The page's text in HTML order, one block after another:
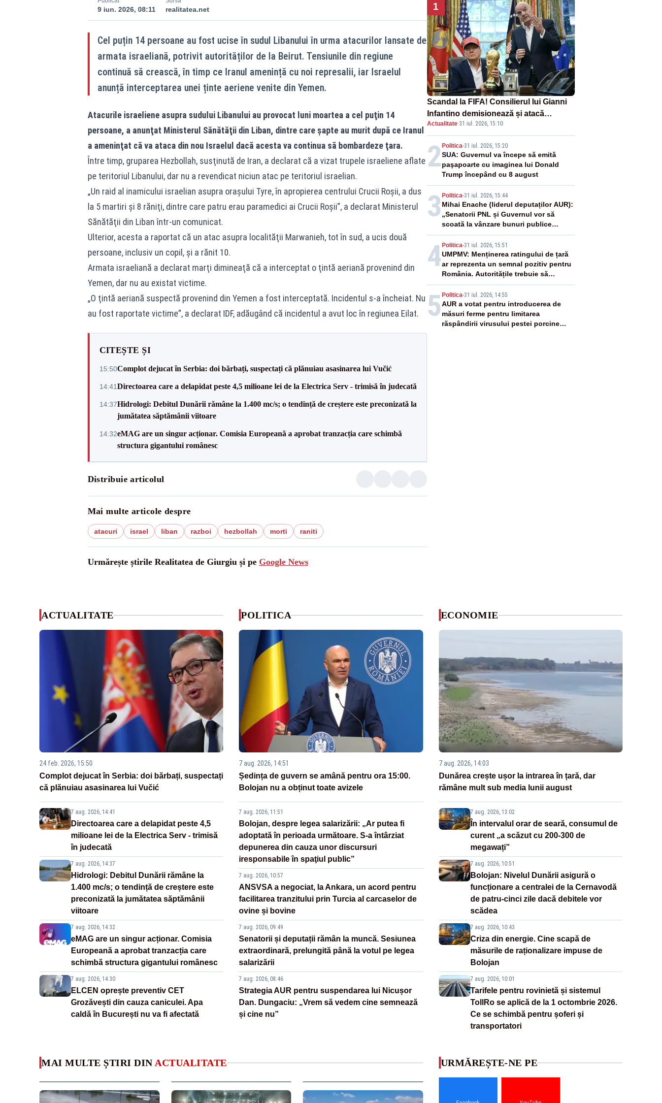
9 iun. 2026, 08:11 realitatea.net
Cel puțin 14 persoane au fost ucise în sudul Libanului în urma atacurilor lansate de
armata israeliană, potrivit autorităților de la Beirut. Tensiunile din regiune
continuă să crească, în timp ce Iranul amenință cu noi represalii, iar Israelul
anunță interceptarea unei ținte aeriene venite din Yemen.
Atacurile israeliene asupra sudului Libanului au provocat luni moartea a cel puţin 14
persoane, a anunţat Ministerul Sănătăţii din Liban, dintre care şapte au murit după ce Iranul
a ameninţat că va ataca din nou Israelul dacă acesta va continua să bombardeze ţara.
Între timp, gruparea Hezbollah, susţinută de Iran, a declarat că a vizat trupele israeliene aflate
pe teritoriul Libanului, dar nu a revendicat niciun atac pe teritoriul israelian.
„Un raid al inamicului israelian asupra oraşului Tyre, în apropierea centrului Crucii Roşii, a dus
la 5 martiri şi 8 răniţi, dintre care patru erau paramedici ai Crucii Roşii”, a declarat Ministerul
Sănătăţii din Liban într-un comunicat.
Ulterior, acesta a raportat că un atac asupra localităţii Marwanieh, tot în sud, a ucis două
persoane, inclusiv un copil, şi a rănit 10.
Armata israeliană a declarat marţi dimineaţă că a interceptat o ţintă aeriană provenind din
Yemen, dar nu au existat victime.
„O ţintă aeriană suspectă provenind din Yemen a fost interceptată. Incidentul s-a încheiat. Nu
au fost raportate victime”, a declarat IDF, adăugând că incidentul a avut loc în regiunea Eilat.
CITEȘTE ȘI
15:50Complot dejucat în Serbia: doi bărbați, suspectați că plănuiau asasinarea lui Vučić
14:41Directoarea care a delapidat peste 4,5 milioane lei de la Electrica Serv - trimisă în judecată
14:37Hidrologi: Debitul Dunării rămâne la 1.400 mc/s; o tendință de creștere este preconizată la
jumătatea săptămânii viitoare
14:32eMAG are un singur acționar. Comisia Europeană a aprobat tranzacția care schimbă
structura gigantului românesc
Distribuie articolul
Mai multe articole despre
atacuri israel liban razboi hezbollah morti raniti
Urmărește știrile Realitatea de Giurgiu și pe Google News
1
Scandal la FIFA! Consilierul lui Gianni
Infantino demisionează și atacă
proiectul privind investitorii străini
Actualitate·31 iul. 2026, 15:10
2 Politica-31 iul. 2026, 15:20
SUA: Guvernul va începe să emită
paşapoarte cu imaginea lui Donald
Trump începând cu 8 august
3 Politica-31 iul. 2026, 15:44
Mihai Enache (liderul deputaților AUR):
„Senatorii PNL și Guvernul vor să
scoată la vânzare bunuri publice
pentru a stinge datoriile pentru
vaccinurile Pfizer!”
4 Politica-31 iul. 2026, 15:51
UMPMV: Menținerea ratingului de țară
ar reprezenta un semnal pozitiv pentru
România. Autoritățile trebuie să
continue consolidarea stabilității
economice și financiare
5 Politica-31 iul. 2026, 14:55
AUR a votat pentru introducerea de
măsuri ferme pentru limitarea
răspândirii virusului pestei porcine
ACTUALITATE
24 feb. 2026, 15:50
Complot dejucat în Serbia: doi bărbați, suspectați
că plănuiau asasinarea lui Vučić
7 aug. 2026, 14:41
Directoarea care a delapidat peste 4,5
milioane lei de la Electrica Serv - trimisă
în judecată
7 aug. 2026, 14:37
Hidrologi: Debitul Dunării rămâne la
1.400 mc/s; o tendință de creștere este
preconizată la jumătatea săptămânii
viitoare
7 aug. 2026, 14:32
eMAG are un singur acționar. Comisia
Europeană a aprobat tranzacția care
schimbă structura gigantului românesc
7 aug. 2026, 14:30
ELCEN oprește preventiv CET
Grozăvești din cauza caniculei. Apa
caldă în București nu va fi afectată
POLITICA
7 aug. 2026, 14:51
Ședința de guvern se amână pentru ora 15:00.
Bolojan nu a obținut toate avizele
7 aug. 2026, 11:51
Bolojan, despre legea salarizării: „Ar putea fi
adoptată în perioada următoare. S-a întârziat
depunerea din cauza unor discursuri
iresponsabile în spaţiul public”
7 aug. 2026, 10:57
ANSVSA a negociat, la Ankara, un acord pentru
facilitarea tranzitului prin Turcia al carcaselor de
ovine și bovine
7 aug. 2026, 09:49
Senatorii și deputații rămân la muncă. Sesiunea
extraordinară, prelungită până la votul pe legea
salarizării
7 aug. 2026, 08:46
Strategia AUR pentru suspendarea lui Nicușor
Dan. Dungaciu: „Vrem să vedem cine semnează
și cine nu”
ECONOMIE
7 aug. 2026, 14:03
Dunărea crește ușor la intrarea în țară, dar
rămâne mult sub media lunii august
7 aug. 2026, 13:02
În intervalul orar de seară, consumul de
curent „a scăzut cu 200-300 de
megawați”
7 aug. 2026, 10:51
Bolojan: Nivelul Dunării asigură o
funcționare a centralei de la Cernavodă
de patru-cinci zile dacă debitele vor
scădea
7 aug. 2026, 10:43
Criza din energie. Cine scapă de
măsurile de raționalizare impuse de
Bolojan
7 aug. 2026, 10:01
Tarifele pentru rovinietă și sistemul
TollRo se aplică de la 1 octombrie 2026.
Ce se schimbă pentru șoferi și
transportatori
MAI MULTE ȘTIRI DIN ACTUALITATE URMĂREȘTE-NE PE